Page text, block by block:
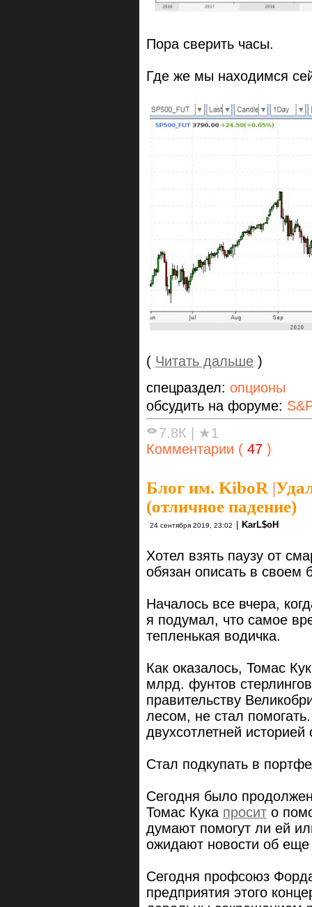
Пора сверить часы.
Где же мы находимся
( Читать дальше )
спецраздел: опционы
обсудить на форуме:
7.8К
★1
Комментарии ( 47 )
Блог им. KiboR |
(отличное падение)
24 сентября 2019, 23:02 KarL$oH
Хотел взять паузу от
обязан описать в своем
Началось все вчера,
я подумал, что самое
тепленькая водичка.
Как оказалось, Томас
млрд. фунтов
правительству
лесом, не стал
двухсотлетней
Стал подкупать в
Сегодня было
Томас Кука просит о
думают помогут ли ей
ожидают новости об еще
Сегодня профсоюз
предприятия этого